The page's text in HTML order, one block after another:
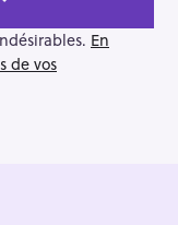
En
de vos